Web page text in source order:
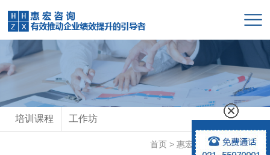
培训课程 工作坊
首页> 惠宏商学院>培训课程